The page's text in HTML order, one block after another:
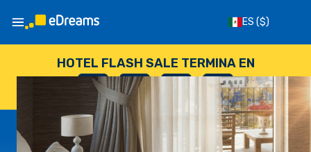
ES ($)
HOTEL FLASH SALE TERMINA EN
--
DÍAS
: --
HORAS
: --
SEGUNDOS